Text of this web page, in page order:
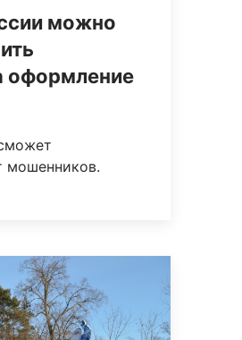
можно
оформление
мошенников.